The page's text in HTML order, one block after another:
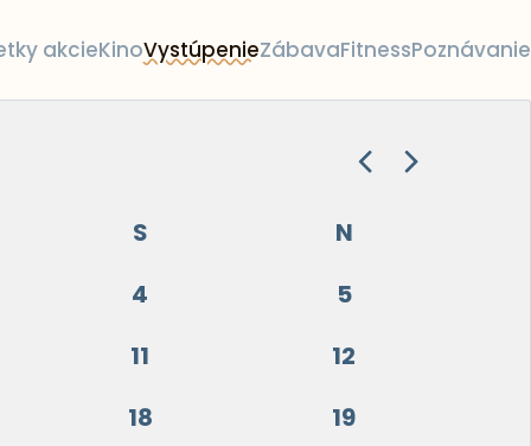
akcieKinoVystúpenieZábavaFitnessPoznávanie
S
N
4
5
11
12
18
19